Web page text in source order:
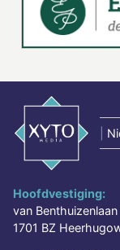
Hoofdvestiging:
van Benthuizenlaan
1701 BZ